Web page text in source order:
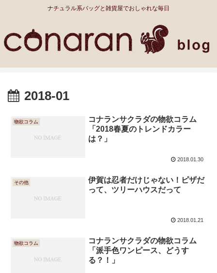
ナチュラル系バッグと雑貨屋でおしゃれな毎日
2018-01
物欲コラム
コナランサクラダの物欲コラム
「2018春夏のトレンドカラー
は？」
2018.01.30
その他
伊賀は忍者だけじゃない！ピザだ
って、ツリーハウスだって
2018.01.21
物欲コラム
コナランサクラダの物欲コラム
「派手色ワンピース、どうす
る？！」